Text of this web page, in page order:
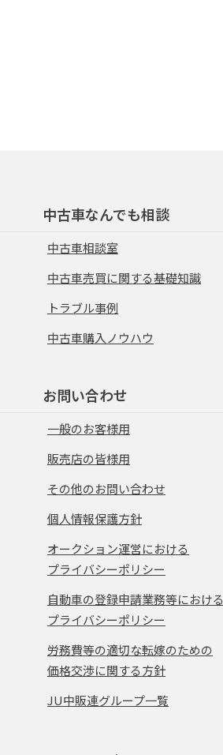
中古車なんでも相談
中古車相談室
中古車売買に関する基礎知識
トラブル事例
中古車購入ノウハウ
お問い合わせ
一般のお客様用
販売店の皆様用
その他のお問い合わせ
個人情報保護方針
オークション運営における
プライバシーポリシー
自動車の登録申請業務等における
プライバシーポリシー
労務費等の適切な転嫁のための
価格交渉に関する方針
JU中販連グループ一覧